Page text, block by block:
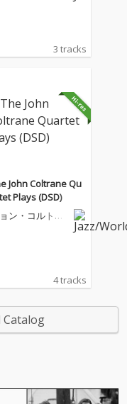
3 tracks
John Coltrane Qu
Plays (DSD)
ン・コルトレ
4 tracks